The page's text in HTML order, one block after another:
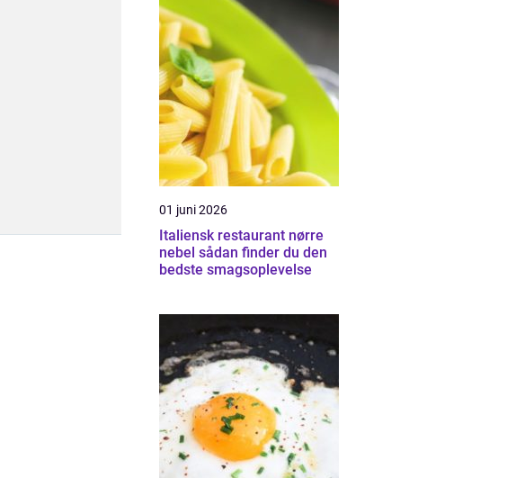
01 juni 2026
Italiensk restaurant nørre
nebel sådan finder du den
bedste smagsoplevelse